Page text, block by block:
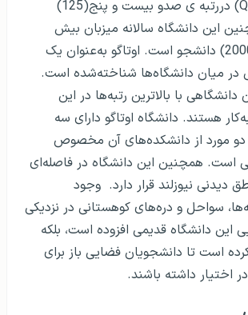
طبق رتبه بندی(QS) دررتبه ی صدو بیست و پنج(125)
این دانشگاه سالانه میزبان بیش
از بیست هزار (20000) دانشجو است. اوتاگو به‌عنوان یک
در میان دانشگاه‌ها شناخته‌شده است.
با بالاترین رتبه‌ها در این
هستند. دانشگاه اوتاگو دارای سه
مورد از دانشکده‌های آن مخصوص
است. همچنین این دانشگاه در فاصله‌ای
دیدنی نیوزلند قرار دارد. وجود
سواحل و دره‌های کوهستانی در نزدیکی
این دانشگاه قدیمی افزوده است، بلکه
است تا دانشجویان فضایی باز برای
داشته باشند.